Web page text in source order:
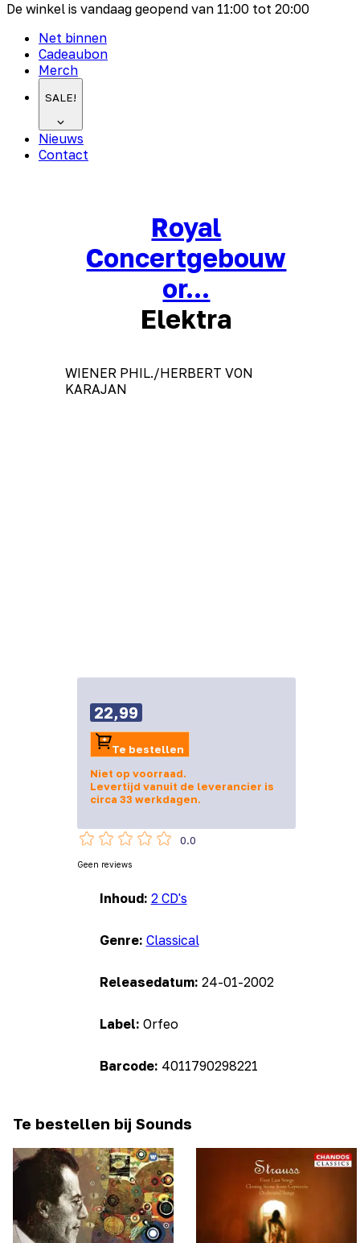
De winkel is vandaag geopend van 11:00 tot 20:00
Net binnen
Cadeaubon
Merch
SALE!
Nieuws
Contact
Royal
Concertgebouw
or...
Elektra
WIENER PHIL./HERBERT VON
KARAJAN
Inhoud: 2 CD's
Genre: Classical
Releasedatum: 24-01-2002
Label: Orfeo
Barcode: 4011790298221
22,99
Te bestellen
Niet op voorraad.
Levertijd vanuit de leverancier is
circa 33 werkdagen.
0.0
Geen reviews
Te bestellen bij Sounds